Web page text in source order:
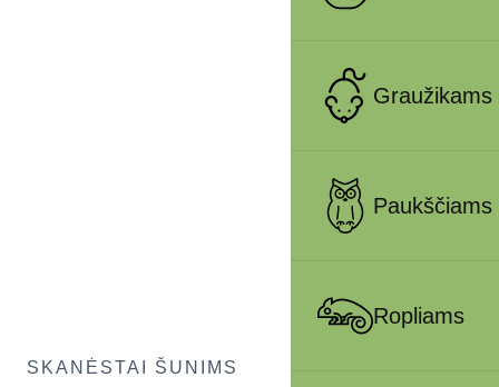
Graužikams
Paukščiams
Ropliams
SKANĖSTAI ŠUNIMS